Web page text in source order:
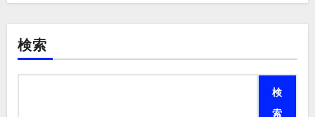
検索
検
索